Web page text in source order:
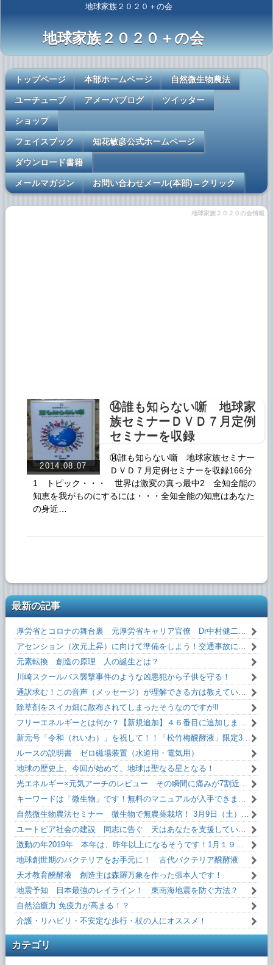
地球家族２０２０＋の会
地球家族２０２０＋の会
トップページ 本部ホームページ 自然微生物農法
ユーチューブ アメーバブログ ツイッター
ショップ
フェイスブック 知花敏彦公式ホームページ
ダウンロード書籍
メールマガジン お問い合わせメール(本部)←クリック
地球家族２０２０の会情報
2014.08.07
⑭誰も知らない噺 地球家
族セミナーＤＶＤ７月定例
セミナーを収録
⑭誰も知らない噺 地球家族セミナー
ＤＶＤ７月定例セミナーを収録166分
1 トピック・・・ 世界は激変の真っ最中2 全知全能の
知恵を我がものにするには・・・全知全能の知恵はあなた
の身近…
最新の記事
厚労省とコロナの舞台裏 元厚労省キャリア官僚 Dr中村健二 氏 闇を暴露！
アセンション（次元上昇）に向けて準備をしよう！交通事故にあわない方法！！
元素転換 創造の原理 人の誕生とは？
川崎スクールバス襲撃事件のような凶悪犯から子供を守る！
通訳求む！この音声（メッセージ）が理解できる方は教えていただけるとうれしいです！
除草剤をスイカ畑に散布されてしまったそうなのですが‼
フリーエネルギーとは何か？【新規追加】４６番目に追加しました！無料です！
新元号「令和（れいわ）」を祝して！！「松竹梅醗酵液」限定35本。
ルースの説明書 ゼロ磁場装置（水道用・電気用）
地球の歴史上、今回が始めて、地球は聖なる星となる！
光エネルギー×元気アーチのレビュー その瞬間に痛みが7割近く減った！
キーワードは「微生物」です！無料のマニュアルが入手できます。
自然微生物農法セミナー 微生物で無農薬栽培！ 3月9日（土）13:10～
ユートピア社会の建設 同志に告ぐ 天はあなたを支援しています！
激動の年2019年 本年は、昨年以上になるそうです！1月１９日(土)13:10～
地球創世期のバクテリアをお手元に！ 古代バクテリア醗酵液
天才教育醗酵液 創造主は森羅万象を作った張本人です！
地震予知 日本最強のレイライン！ 東南海地震を防ぐ方法？
自然治癒力 免疫力が高まる！？
介護・リハビリ・不安定な歩行・杖の人にオススメ！
カテゴリ